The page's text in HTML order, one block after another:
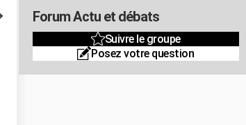
Forum Actu et débats
Suivre le groupe
Posez votre question